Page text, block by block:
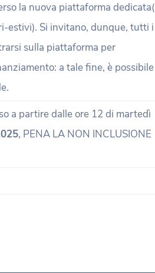
la nuova piattaforma dedicata(
estivi). Si invitano, dunque, tutti i
sulla piattaforma per
a tale fine, è possibile
a partire dalle ore 12 di martedì
, PENA LA NON INCLUSIONE